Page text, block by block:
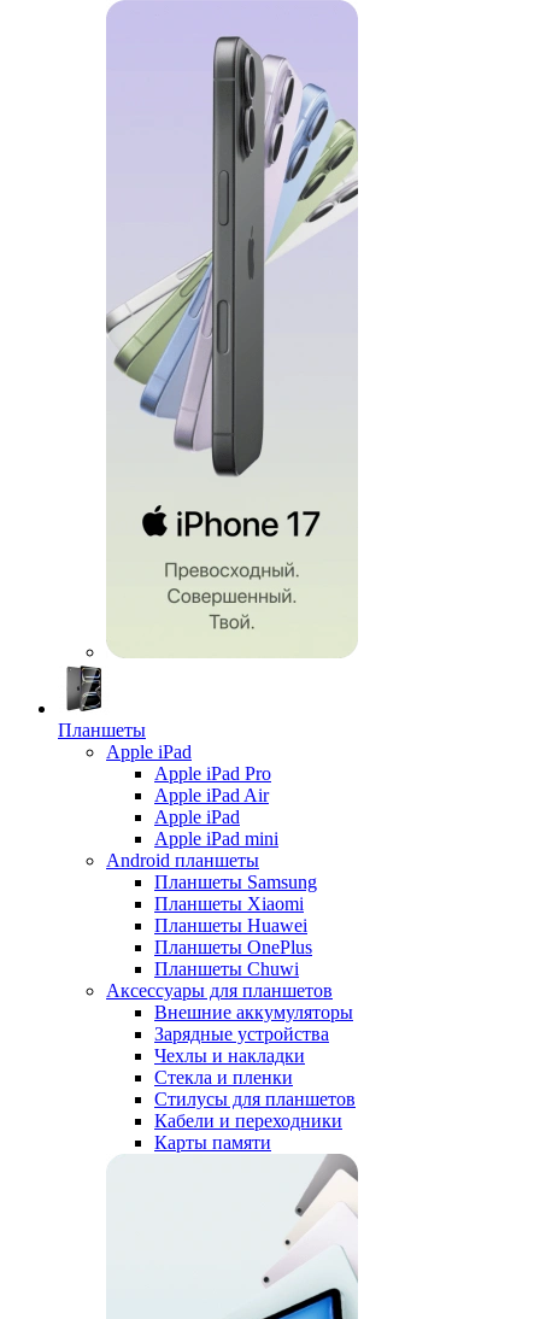
Планшеты
Apple iPad
Apple iPad Pro
Apple iPad Air
Apple iPad
Apple iPad mini
Android планшеты
Планшеты Samsung
Планшеты Xiaomi
Планшеты Huawei
Планшеты OnePlus
Планшеты Chuwi
Аксессуары для планшетов
Внешние аккумуляторы
Зарядные устройства
Чехлы и накладки
Стекла и пленки
Стилусы для планшетов
Кабели и переходники
Карты памяти